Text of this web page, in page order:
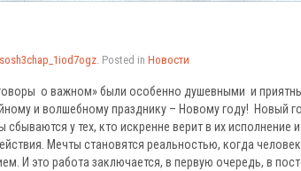
. Posted in Новости
о важном» были особенно душевными и
и волшебному празднику – Новому году! Новый
у тех, кто искренне верит в их исполнение
Мечты становятся реальностью, когда
И это работа заключается, в первую очередь, в